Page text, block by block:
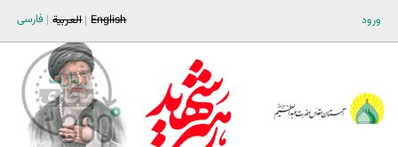
ورود فارسی العربية English